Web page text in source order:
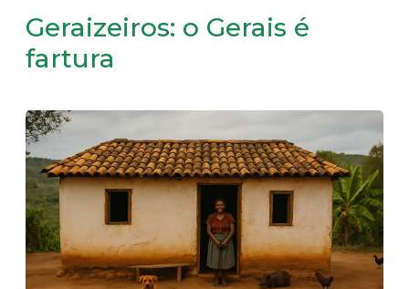
Geraizeiros: o Gerais é
fartura